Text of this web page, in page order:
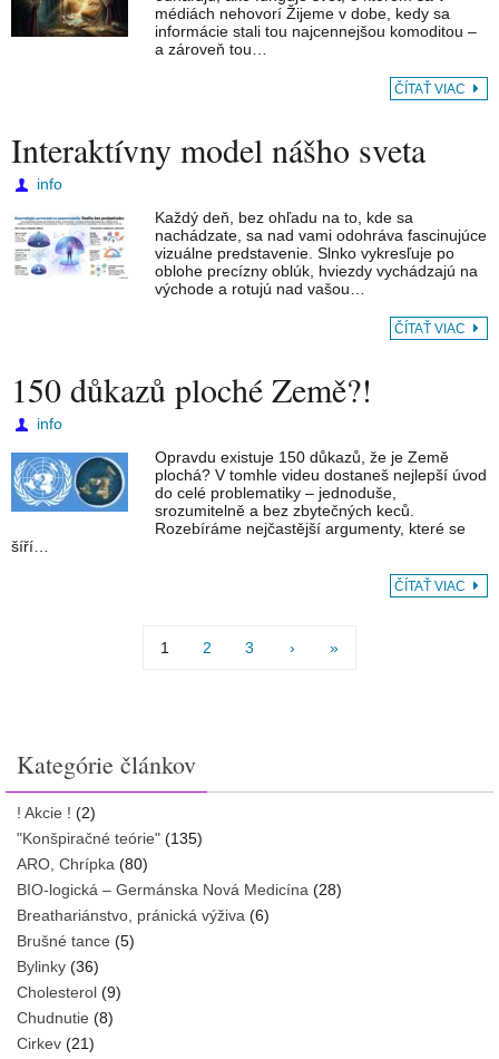
médiách nehovorí Žijeme v dobe, kedy sa
informácie stali tou najcennejšou komoditou –
a zároveň tou…
ČÍTAŤ VIAC
Interaktívny model nášho sveta
info
Každý deň, bez ohľadu na to, kde sa
nachádzate, sa nad vami odohráva fascinujúce
vizuálne predstavenie. Slnko vykresľuje po
oblohe precízny oblúk, hviezdy vychádzajú na
východe a rotujú nad vašou…
ČÍTAŤ VIAC
150 důkazů ploché Země?!
info
Opravdu existuje 150 důkazů, že je Země
plochá? V tomhle videu dostaneš nejlepší úvod
do celé problematiky – jednoduše,
srozumitelně a bez zbytečných keců.
Rozebíráme nejčastější argumenty, které se
šíří…
ČÍTAŤ VIAC
1 2 3 › »
Kategórie článkov
! Akcie ! (2)
"Konšpiračné teórie" (135)
ARO, Chrípka (80)
BIO-logická – Germánska Nová Medicína (28)
Breathariánstvo, pránická výživa (6)
Brušné tance (5)
Bylinky (36)
Cholesterol (9)
Chudnutie (8)
Cirkev (21)